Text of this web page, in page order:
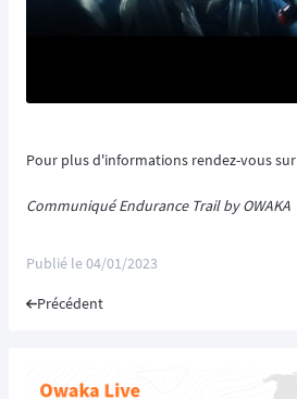
Pour plus d'informations rendez-vous sur
Communiqué Endurance Trail by OWAKA
Publié le04/01/2023
Précédent